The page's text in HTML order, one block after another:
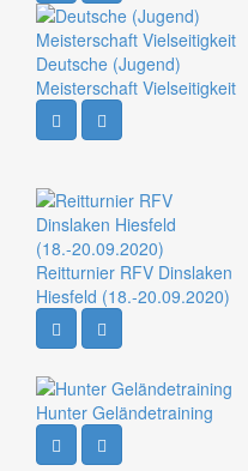
Deutsche (Jugend)
Meisterschaft Vielseitigkeit
Reitturnier RFV Dinslaken
Hiesfeld (18.-20.09.2020)
Hunter Geländetraining